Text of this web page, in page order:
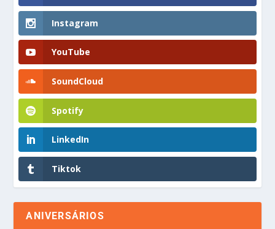
Instagram
YouTube
SoundCloud
Spotify
LinkedIn
Tiktok
ANIVERSÁRIOS